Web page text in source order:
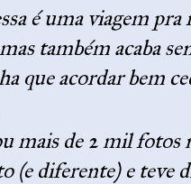
é uma viagem pra
também acaba
que acordar bem
mais de 2 mil fotos
(e diferente) e teve